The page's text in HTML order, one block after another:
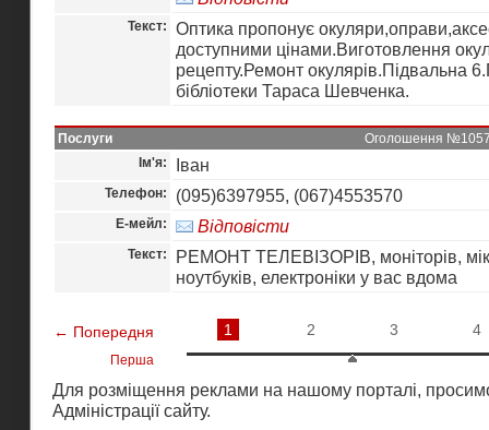
Текст:
Оптика пропонує
доступними цінами.Виготовлення
рецепту.Ремонт окулярів.Підвальна
бібліотеки Тараса Шевченка.
Послуги
Оголошення
Ім'я:
Іван
Телефон: (095)6397955, (067)4553570
Е-мейл: Відповісти
Текст:
РЕМОНТ ТЕЛЕВІЗОРІВ, моніторів,
ноутбуків, електроніки у вас вдома
← Попередня 1 2 3 4
Перша
Для розміщення реклами на нашому порталі,
Адміністрації сайту.